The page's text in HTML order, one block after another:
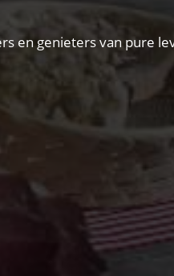
en genieters van pure